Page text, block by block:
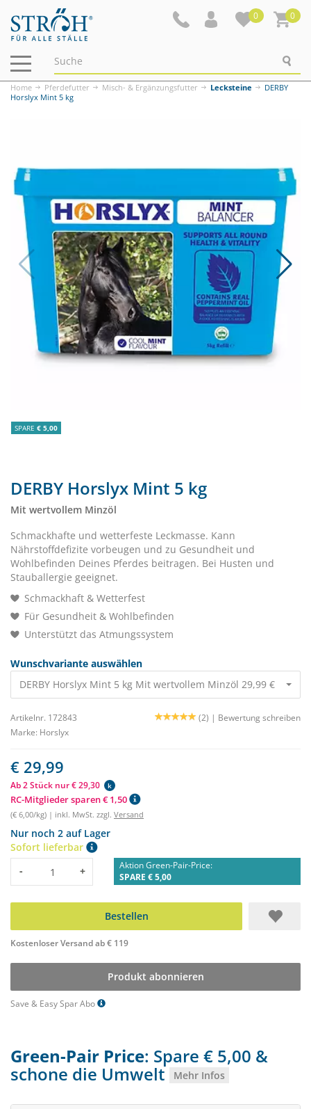
0 0
Navigation
ein-/ausblenden
Home Pferdefutter Misch- & Ergänzungsfutter Lecksteine
DERBY
Horslyx Mint 5 kg
SPARE € 5,00
DERBY Horslyx Mint 5 kg
Mit wertvollem Minzöl
Schmackhafte und wetterfeste Leckmasse. Kann
Nährstoffdefizite vorbeugen und zu Gesundheit und
Wohlbefinden Deines Pferdes beitragen. Bei Husten und
Stauballergie geeignet.
Schmackhaft & Wetterfest
Für Gesundheit & Wohlbefinden
Unterstützt das Atmungssystem
Wunschvariante auswählen
DERBY Horslyx Mint 5 kg Mit wertvollem Minzöl 29,99 €
Artikelnr. 172843 (2) | Bewertung schreiben
Marke: Horslyx
€ 29,99
Ab 2 Stück nur € 29,30 k
RC-Mitglieder sparen € 1,50
(€ 6,00/kg) | inkl. MwSt. zzgl. Versand
Nur noch 2 auf Lager
Sofort lieferbar
Menge
- +
Aktion Green-Pair-Price:
SPARE € 5,00
Bestellen
Kostenloser Versand ab € 119
Produkt abonnieren
Save & Easy Spar Abo
Green-Pair Price: Spare € 5,00 &
schone die Umwelt Mehr Infos